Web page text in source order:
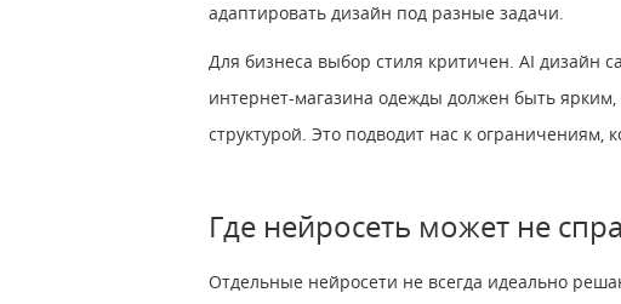
адаптировать дизайн под разные задачи.
Для бизнеса выбор стиля критичен. AI дизайн
интернет-магазина одежды должен быть
структурой. Это подводит нас к ограничениям,
Где нейросеть может не
Отдельные нейросети не всегда идеально